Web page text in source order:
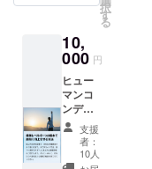
数々の
例を公
開しま
す。 *
日々の
健康管
理に役
立つ
ちょっ
とした
習慣対
せて頂
きま
す。 有
効期
限：
2025年
7月から
2025年
9月末ま
トが送
られま
のLINE
アカウ
ントに
ご自身
の姿勢
写真2枚
「あん
摩マッ
サージ/
指圧/は
り/きゅ
う/」に
該当し
ます。
【料金
は？(イ
動画)
→全般
(45
秒)https
://youtu.
be/_obg
_q2aHs
si=590
択
す
る
10,
000 円
ヒュー
マンコ
ンディ
ショニ
ングコ
ラム&ボ
イス年
支援
者：
10人